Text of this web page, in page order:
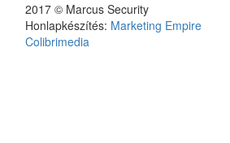
2017 © Marcus Security
Honlapkészítés: Marketing Empire
Colibrimedia